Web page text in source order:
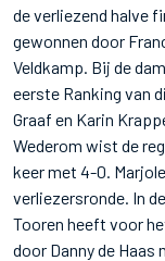
de verliezend halve
gewonnen door
Veldkamp. Bij de
eerste Ranking van
Graaf en Karin
Wederom wist de
keer met 4-0.
verliezersronde. In
Tooren heeft voor
door Danny de